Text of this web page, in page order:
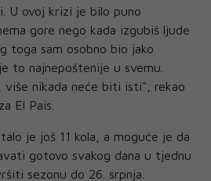
U ovoj krizi je bilo puno
gore nego kada izgubiš ljude
toga sam osobno bio jako
to najnepoštenije u svemu.
nikada neće biti isti", rekao
El Pais.
je još 11 kola, a moguće je da
gotovo svakog dana u tjednu
sezonu do 26. srpnja.